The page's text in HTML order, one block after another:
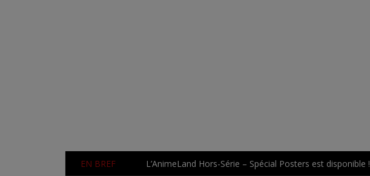
EN BREF L’AnimeLand Hors-Série – Spécial Posters est disponible !